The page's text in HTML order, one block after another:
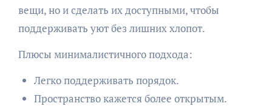
вещи, но и сделать их доступными, чтобы
поддерживать уют без лишних хлопот.
Плюсы минималистичного подхода:
Легко поддерживать порядок.
Пространство кажется более открытым.